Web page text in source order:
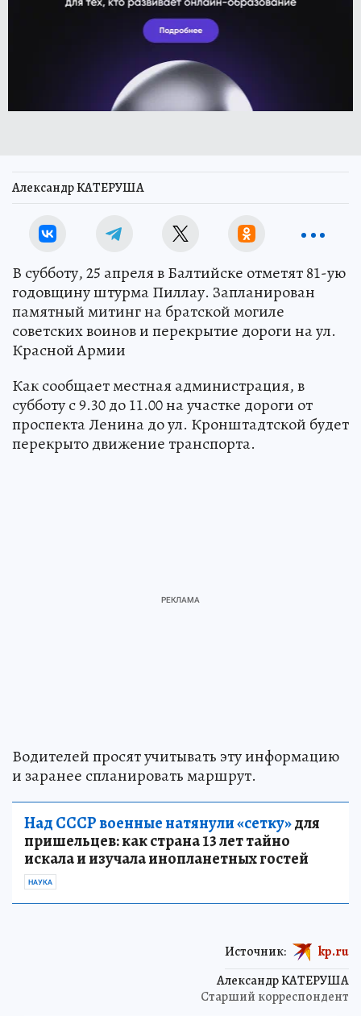
Александр КАТЕРУША
В субботу, 25 апреля в Балтийске отметят 81-ую
годовщину штурма Пиллау. Запланирован
памятный митинг на братской могиле
советских воинов и перекрытие дороги на ул.
Красной Армии
Как сообщает местная администрация, в
субботу с 9.30 до 11.00 на участке дороги от
проспекта Ленина до ул. Кронштадтской будет
перекрыто движение транспорта.
Водителей просят учитывать эту информацию
и заранее спланировать маршрут.
Над СССР военные натянули «сетку»для
пришельцев: как страна 13 лет тайно
искала и изучала инопланетных гостей
НАУКА
Александр КАТЕРУША
Старший корреспондент
Источник: kp.ru